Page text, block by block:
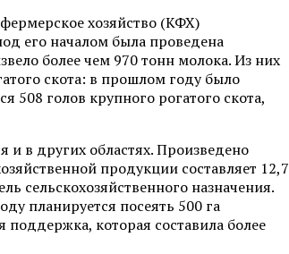
хозяйство (КФХ)
его началом была проведена
более чем 970 тонн молока. Из них
скота: в прошлом году было
голов крупного рогатого скота,
и в других областях. Произведено
продукции составляет 12,7
сельскохозяйственного назначения.
планируется посеять 500 га
поддержка, которая составила более